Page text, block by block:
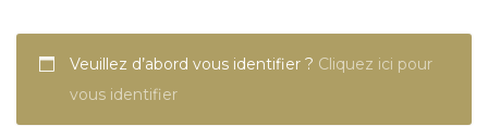
Veuillez d’abord vous identifier ? Cliquez ici pour
vous identifier